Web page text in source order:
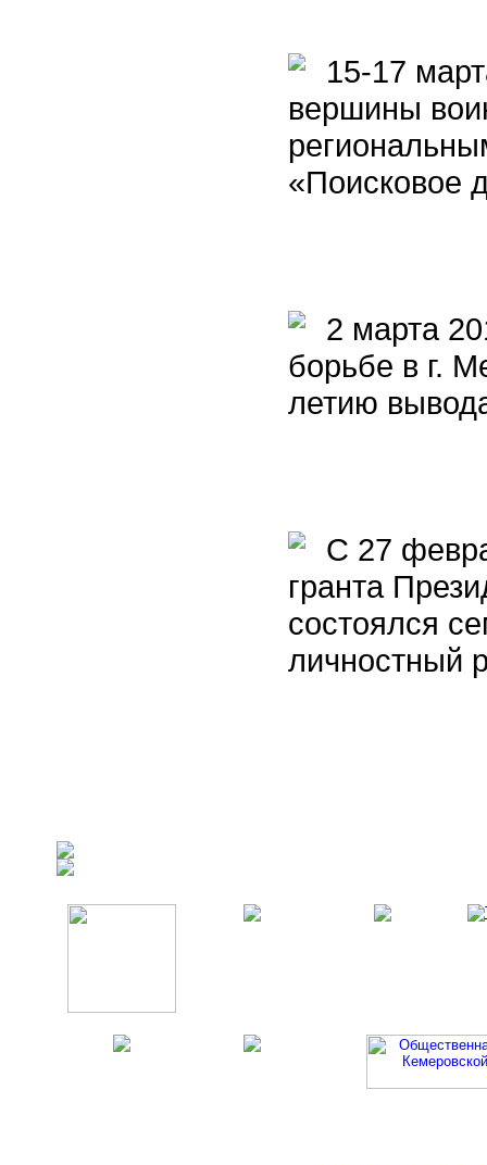
15-17
вершины
«Поисковое
2 марта
борьбе в г.
летию
С 27
гранта
состоялся
личностный